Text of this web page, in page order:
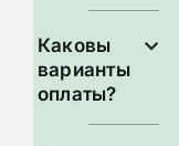
Каковы
варианты
оплаты?